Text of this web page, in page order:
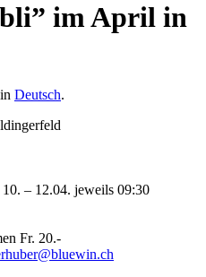
im April in
Deutsch.
– 12.04. jeweils 09:30
Fr. 20.-